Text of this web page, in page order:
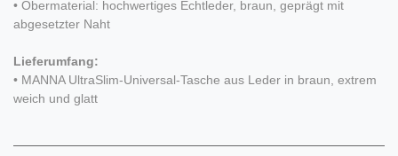
• Obermaterial: hochwertiges Echtleder, braun, geprägt mit
abgesetzter Naht
Lieferumfang:
• MANNA UltraSlim-Universal-Tasche aus Leder in braun, extrem
weich und glatt